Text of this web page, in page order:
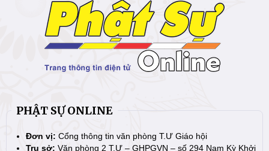
PHẬT SỰ ONLINE
Đơn vị: Cổng thông tin văn phòng T.Ư Giáo hội
Trụ sở: Văn phòng 2 T.Ư – GHPGVN – số 294 Nam Kỳ Khởi